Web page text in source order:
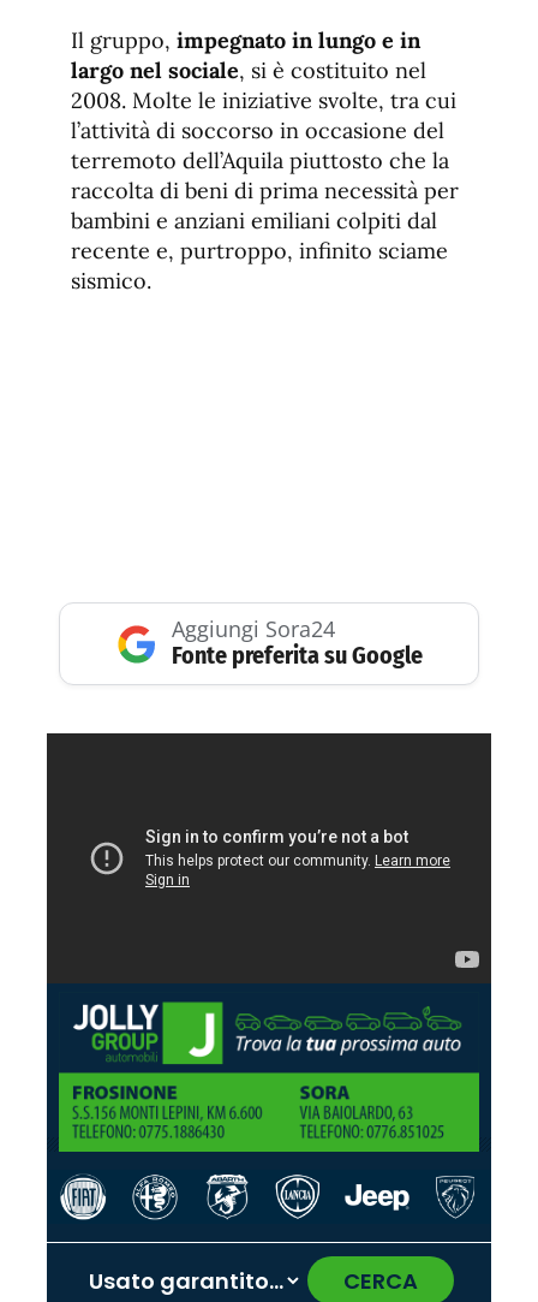
Il gruppo, impegnato in lungo e in
largo nel sociale, si è costituito nel
2008. Molte le iniziative svolte, tra cui
l’attività di soccorso in occasione del
terremoto dell’Aquila piuttosto che la
raccolta di beni di prima necessità per
bambini e anziani emiliani colpiti dal
recente e, purtroppo, infinito sciame
sismico.
Aggiungi Sora24
Fonte preferita su Google
CERCA